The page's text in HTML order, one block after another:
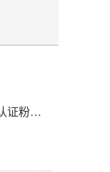
深圳创思维企业辅导玩具厂建立RBA认证粉尘防护体系